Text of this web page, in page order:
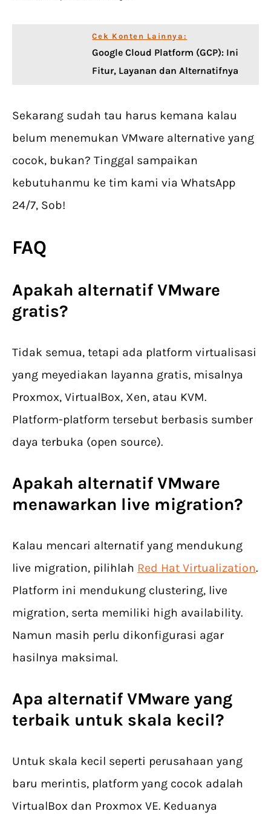
Cek Konten Lainnya:
Google Cloud Platform (GCP): Ini
Fitur, Layanan dan Alternatifnya
Sekarang sudah tau harus kemana kalau
belum menemukan VMware alternative yang
cocok, bukan? Tinggal sampaikan
kebutuhanmu ke tim kami via WhatsApp
24/7, Sob!
FAQ
Apakah alternatif VMware
gratis?
Tidak semua, tetapi ada platform virtualisasi
yang meyediakan layanna gratis, misalnya
Proxmox, VirtualBox, Xen, atau KVM.
Platform-platform tersebut berbasis sumber
daya terbuka (open source).
Apakah alternatif VMware
menawarkan live migration?
Kalau mencari alternatif yang mendukung
live migration, pilihlah Red Hat Virtualization.
Platform ini mendukung clustering, live
migration, serta memiliki high availability.
Namun masih perlu dikonfigurasi agar
hasilnya maksimal.
Apa alternatif VMware yang
terbaik untuk skala kecil?
Untuk skala kecil seperti perusahaan yang
baru merintis, platform yang cocok adalah
VirtualBox dan Proxmox VE. Keduanya